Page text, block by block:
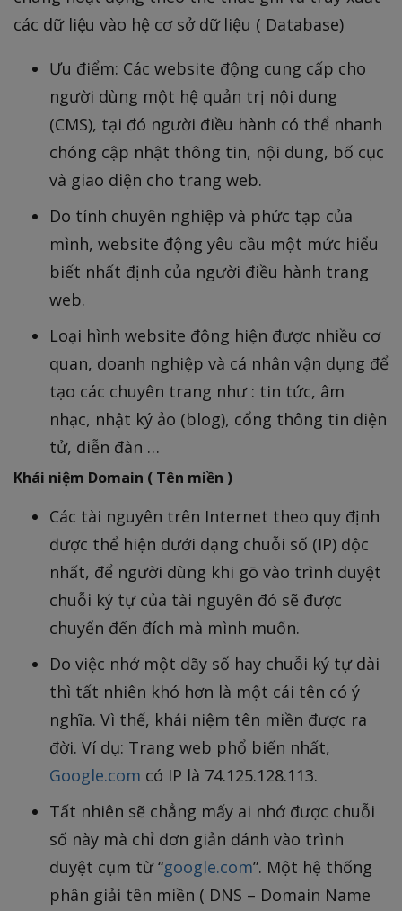
các dữ liệu vào hệ cơ sở dữ liệu ( Database)
Ưu điểm: Các website động cung cấp cho
người dùng một hệ quản trị nội dung
(CMS), tại đó người điều hành có thể nhanh
chóng cập nhật thông tin, nội dung, bố cục
và giao diện cho trang web.
Do tính chuyên nghiệp và phức tạp của
mình, website động yêu cầu một mức hiểu
biết nhất định của người điều hành trang
web.
Loại hình website động hiện được nhiều cơ
quan, doanh nghiệp và cá nhân vận dụng để
tạo các chuyên trang như : tin tức, âm
nhạc, nhật ký ảo (blog), cổng thông tin điện
tử, diễn đàn …
Khái niệm Domain ( Tên miền )
Các tài nguyên trên Internet theo quy định
được thể hiện dưới dạng chuỗi số (IP) độc
nhất, để người dùng khi gõ vào trình duyệt
chuỗi ký tự của tài nguyên đó sẽ được
chuyển đến đích mà mình muốn.
Do việc nhớ một dãy số hay chuỗi ký tự dài
thì tất nhiên khó hơn là một cái tên có ý
nghĩa. Vì thế, khái niệm tên miền được ra
đời. Ví dụ: Trang web phổ biến nhất,
Google.com có IP là 74.125.128.113.
Tất nhiên sẽ chẳng mấy ai nhớ được chuỗi
số này mà chỉ đơn giản đánh vào trình
duyệt cụm từ “google.com”. Một hệ thống
phân giải tên miền ( DNS – Domain Name